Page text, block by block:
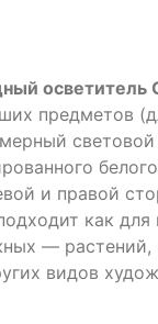
осветитель
предметов
и правой
как
—
видов